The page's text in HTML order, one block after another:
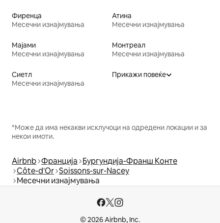
Фиренца
Месечни изнајмувања
Атина
Месечни изнајмувања
Мајами
Месечни изнајмувања
Монтреал
Месечни изнајмувања
Сиетл
Месечни изнајмувања
Прикажи повеќе
*Може да има некакви исклучоци на одредени локации и за
некои имоти.
Airbnb Франција Бургундија-Франш Конте
Côte-d'Or Soissons-sur-Nacey
Месечни изнајмувања
© 2026 Airbnb, Inc.